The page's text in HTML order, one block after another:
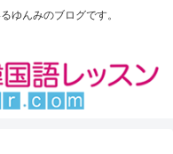
ゆんみのブログです。